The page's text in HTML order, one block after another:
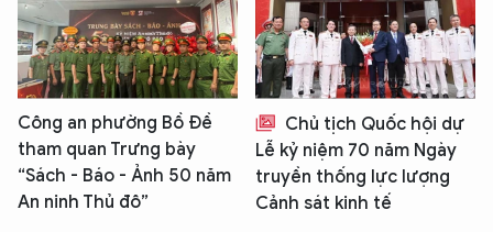
Công an phường Bồ Đề
tham quan Trưng bày
“Sách - Báo - Ảnh 50 năm
An ninh Thủ đô”
Chủ tịch Quốc hội dự
Lễ kỷ niệm 70 năm Ngày
truyền thống lực lượng
Cảnh sát kinh tế